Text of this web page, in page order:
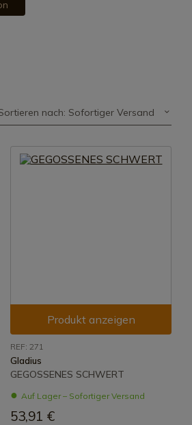
nach: Sofortiger Versand
Produkt anzeigen
REF: 271
Gladius
GEGOSSENES SCHWERT
Auf Lager – Sofortiger Versand
53,91 €